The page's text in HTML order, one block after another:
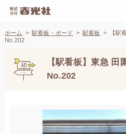
ホーム 駅看板・ボード 駅看板
【駅
No.202
【駅看板】東急 田
No.202